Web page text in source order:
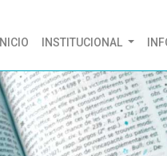
INICIO (CURRENT)
INSTITUCIONAL